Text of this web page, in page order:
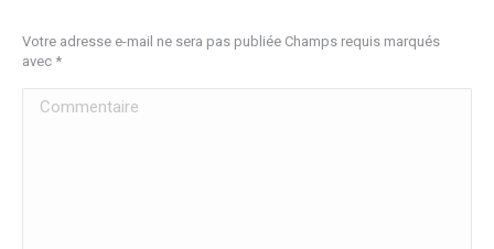
Votre adresse e-mail ne sera pas publiée Champs requis marqués
avec *
Commentaire